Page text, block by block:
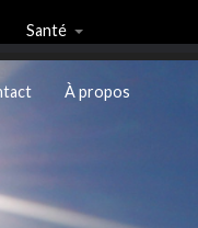
Santé
À propos